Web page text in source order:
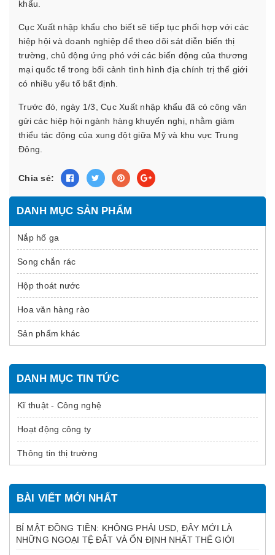
khẩu.
Cục Xuất nhập khẩu cho biết sẽ tiếp tục phối hợp với các
hiệp hội và doanh nghiệp để theo dõi sát diễn biến thị
trường, chủ động ứng phó với các biến động của thương
mại quốc tế trong bối cảnh tình hình địa chính trị thế giới
có nhiều yếu tố bất định.
Trước đó, ngày 1/3, Cục Xuất nhập khẩu đã có công văn
gửi các hiệp hội ngành hàng khuyến nghị, nhằm giảm
thiểu tác động của xung đột giữa Mỹ và khu vực Trung
Đông.
Chia sẻ:
DANH MỤC SẢN PHẨM
Nắp hố ga
Song chắn rác
Hộp thoát nước
Hoa văn hàng rào
Sản phẩm khác
DANH MỤC TIN TỨC
Kĩ thuật - Công nghệ
Hoạt động công ty
Thông tin thị trường
BÀI VIẾT MỚI NHẤT
BÍ MẬT ĐỒNG TIỀN: KHÔNG PHẢI USD, ĐÂY MỚI LÀ
NHỮNG NGOẠI TỆ ĐẮT VÀ ỔN ĐỊNH NHẤT THẾ GIỚI